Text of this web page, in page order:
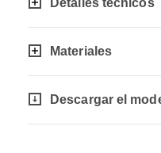
Detalles técnicos
Materiales
Descargar el